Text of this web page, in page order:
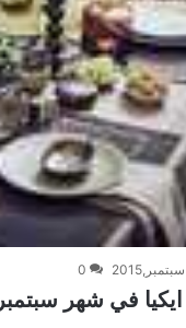
0
في شهر سبتمبر 2015